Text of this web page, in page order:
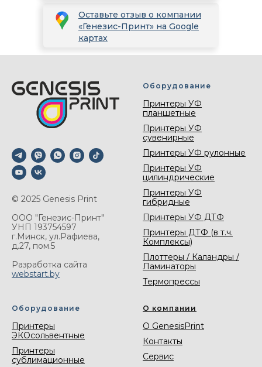
Оставьте отзыв о компании
«Генезис-Принт» на Google
картах
© 2025 Genesis Print
ООО "Генезис-Принт"
УНП 193754597
г.Минск, ул.Рафиева,
д.27, пом.5
Разработка сайта
webstart.by
Оборудование
Принтеры УФ
планшетные
Принтеры УФ
сувенирные
Принтеры УФ рулонные
Принтеры УФ
цилиндрические
Принтеры УФ
гибридные
Принтеры УФ ДТФ
Принтеры ДТФ (в т.ч.
Комплексы)
Плоттеры / Каландры /
Ламинаторы
Термопрессы
Оборудование
Принтеры
ЭКОсольвентные
Принтеры
сублимационные
О компании
О GenesisPrint
Контакты
Сервис